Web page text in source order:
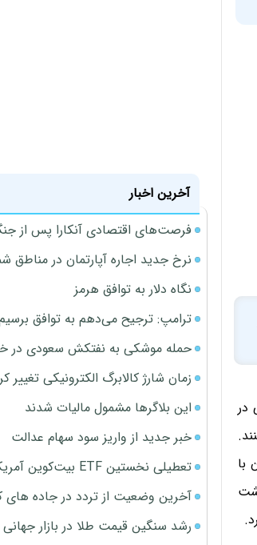
در
با
آخرین اخبار
فرصت‌های اقتصادی آنکارا پس از
نرخ جدید اجاره آپارتمان در مناطق
نگاه دلار به توافق هرمز
ترامپ: ترجیح می‌دهم به توافق
حمله موشکی به نفتکش سعودی در
زمان شارژ کالابرگ الکترونیکی تغییر
این بلاگرها مشمول مالیات شدند
خبر جدید از واریز سود سهام عدالت
تعطیلی نخستین ETF بیت‌کوین آمریکا
آخرین وضعیت از تردد در جاده های
رشد سنگین قیمت طلا در بازار جهانی